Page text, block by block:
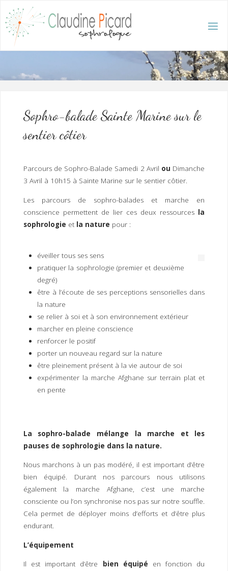
content
DIN
I
D :
/SO
PHR
HYP
N OT
APE
UTE
Sophro-balade Sainte Marine sur le
sentier côtier
Parcours de Sophro-Balade Samedi 2 Avril ou Dimanche
3 Avril à 10h15 à Sainte Marine sur le sentier côtier.
Les parcours de sophro-balades et marche en
conscience permettent de lier ces deux ressources la
sophrologie et la nature pour :
éveiller tous ses sens
pratiquer la sophrologie (premier et deuxième
degré)
être à l’écoute de ses perceptions sensorielles dans
la nature
se relier à soi et à son environnement extérieur
marcher en pleine conscience
renforcer le positif
porter un nouveau regard sur la nature
être pleinement présent à la vie autour de soi
expérimenter la marche Afghane sur terrain plat et
en pente
La sophro-balade mélange la marche et les
pauses de sophrologie dans la nature.
Nous marchons à un pas modéré, il est important d’être
bien équipé. Durant nos parcours nous utilisons
également la marche Afghane, c’est une marche
consciente ou l’on synchronise nos pas sur notre souffle.
Cela permet de déployer moins d’efforts et d’être plus
endurant.
L’équipement
Il est important d’être bien équipé en fonction du